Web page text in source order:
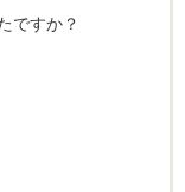
ですか？